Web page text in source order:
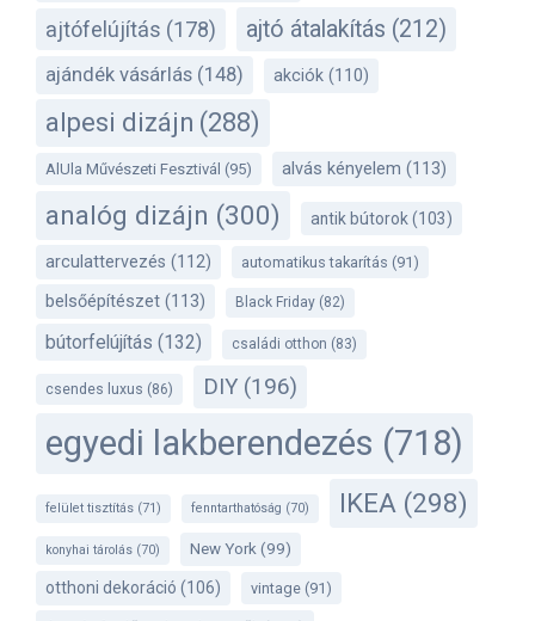
ajtófelújítás (178) ajtó átalakítás (212)
ajándék vásárlás (148) akciók (110)
alpesi dizájn (288)
AlUla Művészeti Fesztivál (95) alvás kényelem (113)
analóg dizájn (300) antik bútorok(103)
arculattervezés (112) automatikus takarítás (91)
belsőépítészet (113) Black Friday (82)
bútorfelújítás (132) családi otthon (83)
csendes luxus (86) DIY (196)
egyedi lakberendezés (718)
felület tisztítás (71) fenntarthatóság (70) IKEA (298)
konyhai tárolás (70) New York (99)
otthoni dekoráció (106) vintage (91)